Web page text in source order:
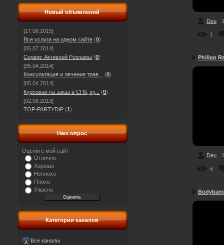
Новый объявлений
[17.08.2015]
Все услуги на одном сайте (0)
[05.07.2014]
Сервис Активной Рекламы (0)
[05.04.2014]
Консультация и лечение трав...
(0)
[05.04.2014]
Курсовая на заказ в СПб, ку...
(0)
[02.08.2013]
TOP-PARTYDIP (1)
Наш опрос
Оцените мой сайт
Отлично
Хорошо
Неплохо
Плохо
Ужасно
Категории каналов
Все каналы
Deu
1
Philipp
Deu
6